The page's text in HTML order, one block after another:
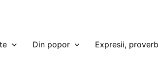
Din popor Expresii,